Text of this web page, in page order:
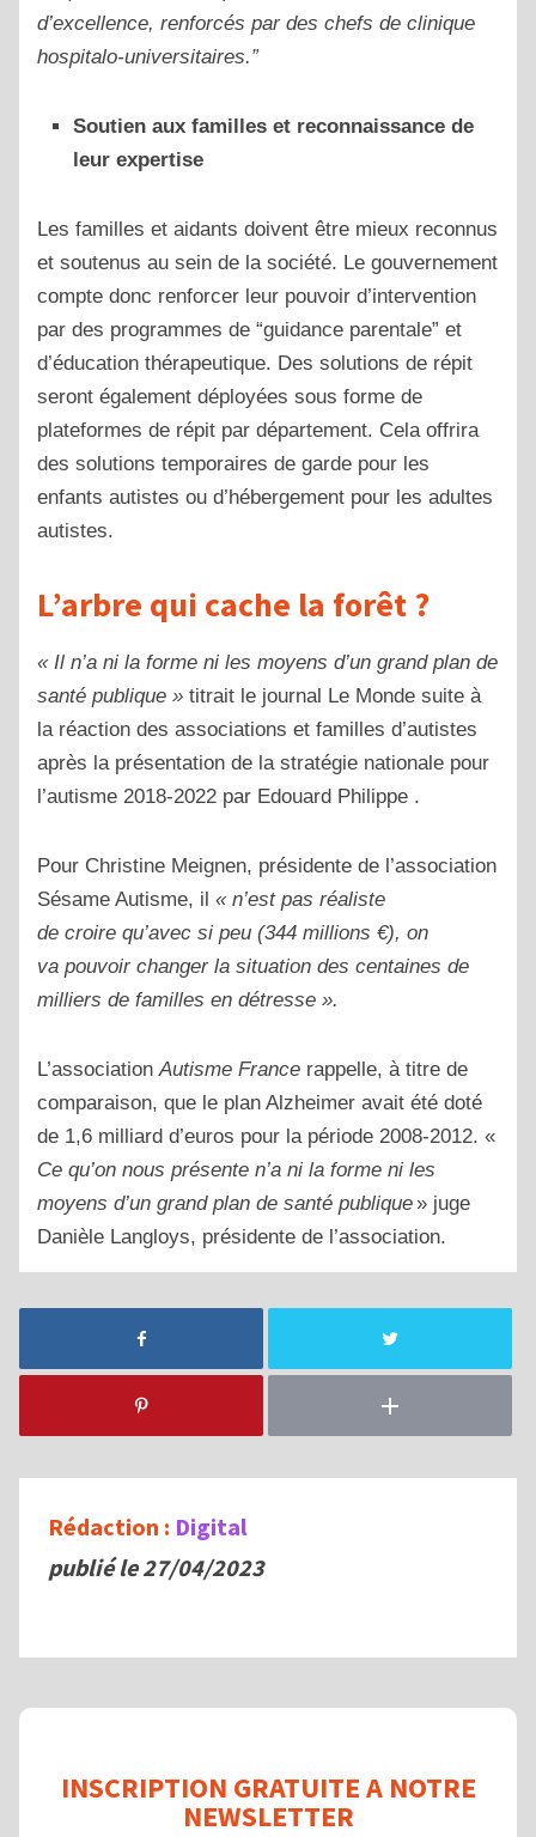
d’excellence, renforcés par des chefs de clinique
hospitalo-universitaires.”
Soutien aux familles et reconnaissance de
leur expertise
Les familles et aidants doivent être mieux reconnus
et soutenus au sein de la société. Le gouvernement
compte donc renforcer leur pouvoir d’intervention
par des programmes de “guidance parentale” et
d’éducation thérapeutique. Des solutions de répit
seront également déployées sous forme de
plateformes de répit par département. Cela offrira
des solutions temporaires de garde pour les
enfants autistes ou d’hébergement pour les adultes
autistes.
L’arbre qui cache la forêt ?
« Il n’a ni la forme ni les moyens d’un grand plan de
santé publique » titrait le journal Le Monde suite à
la réaction des associations et familles d’autistes
après la présentation de la stratégie nationale pour
l’autisme 2018-2022 par Edouard Philippe .
Pour Christine Meignen, présidente de l’association
Sésame Autisme, il « n’est pas réaliste
de croire qu’avec si peu (344 millions €), on
va pouvoir changer la situation des centaines de
milliers de familles en détresse ».
L’associationAutisme France rappelle, à titre de
comparaison, que le plan Alzheimer avait été doté
de 1,6 milliard d’euros pour la période 2008-2012. «
Ce qu’on nous présente n’a ni la forme ni les
moyens d’un grand plan de santé publique» juge
Danièle Langloys, présidente de l’association.
Rédaction : Digital
publié le 27/04/2023
INSCRIPTION GRATUITE A NOTRE
NEWSLETTER